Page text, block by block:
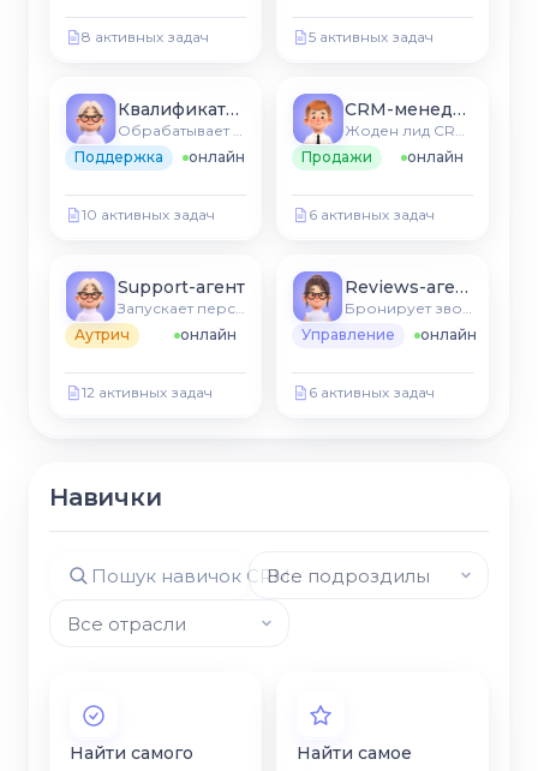
8 активных задач 5 активных задач
Квалификатор лидов
Поддержка
онлайн
10 активных задач
CRM-менеджер
Продажи
онлайн
6 активных задач
Support-агент
Аутрич
онлайн
12 активных задач
Reviews-агент
Управление
онлайн
6 активных задач
Навички
Найти самого
Найти самое